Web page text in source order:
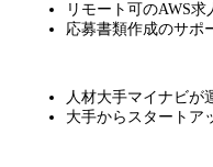
リモート可のAWS求
応募書類作成のサポ
人材大手マイナビが
大手からスタートア